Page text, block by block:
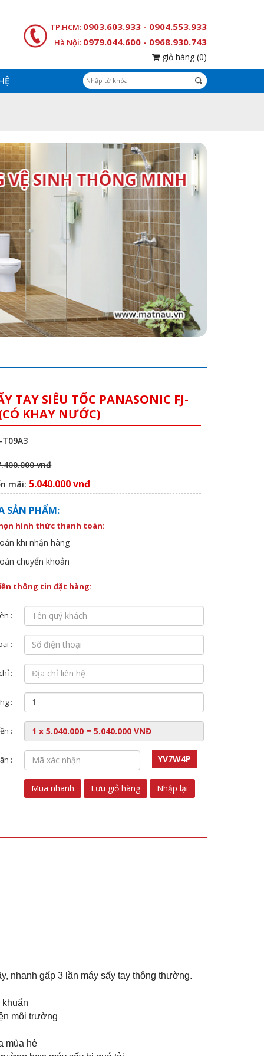
TP.HCM: 0903.603.933 - 0904.553.933
Hà Nội: 0979.044.600 - 0968.930.743
giỏ hàng (0)
TAY SIÊU TỐC PANASONIC FJ-
KHAY NƯỚC)
T09A3
vnđ
mãi: 5.040.000 vnđ
SẢN PHẨM:
hình thức thanh toán:
khi nhận hàng
chuyển khoản
thông tin đặt hàng:
:
:
:
:
:
: YV7W4P
Mua nhanh Lưu giỏ hàng Nhập lại
nhanh gấp 3 lần máy sấy tay thông thường.
môi trường
mùa hè